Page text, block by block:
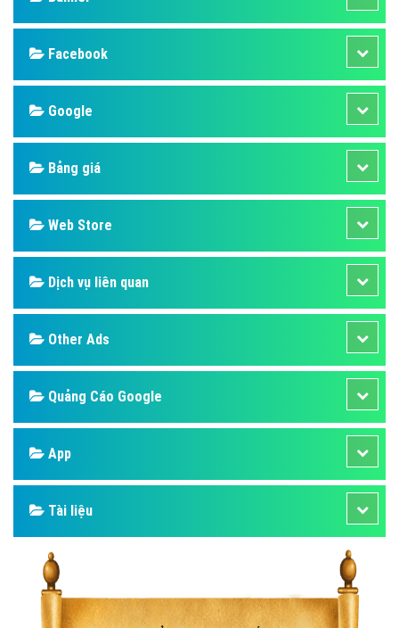
Facebook
Google
Bảng giá
Web Store
Dịch vụ liên quan
Other Ads
Quảng Cáo Google
App
Tài liệu